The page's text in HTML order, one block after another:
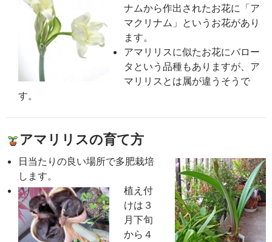
ナムから作出されたお花に「ア
マクリナム」というお花があり
ます。
アマリリスに似たお花にバロー
タという品種もありますが、ア
マリリスとは属が違うそうで
す。
アマリリスの育て方
日当たりの良い場所で多肥栽培
します。
植え付
けは３
月下旬
から４